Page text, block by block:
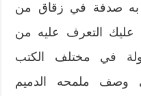
به صدفة في زقاق من
عليك التعرف عليه من
في مختلف الكتب
وصف ملمحه الدميم